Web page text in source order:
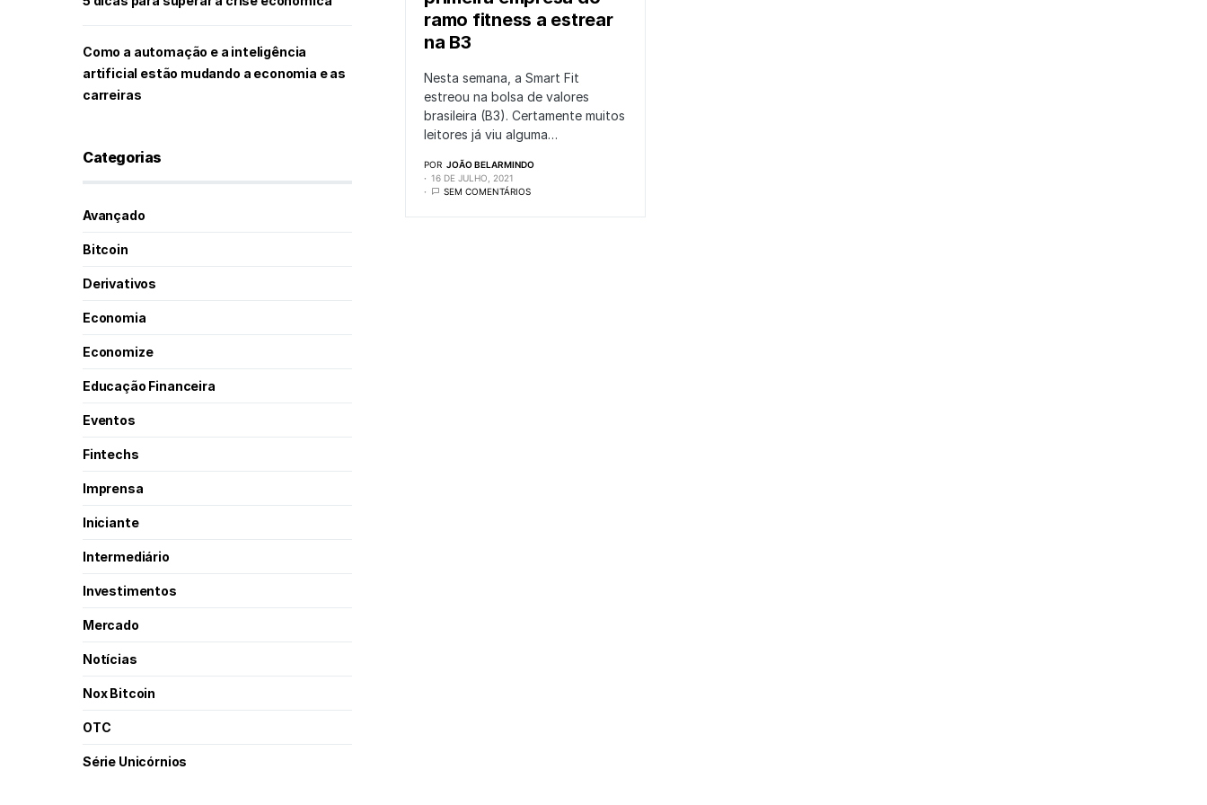
ramo fitness a estrear
na B3
Nesta semana, a Smart Fit
estreou na bolsa de valores
brasileira (B3). Certamente muitos
leitores já viu alguma…
POR JOÃO BELARMINDO
16 DE JULHO, 2021
SEM COMENTÁRIOS
Como a automação e a inteligência
artificial estão mudando a economia e as
carreiras
Categorias
Avançado
Bitcoin
Derivativos
Economia
Economize
Educação Financeira
Eventos
Fintechs
Imprensa
Iniciante
Intermediário
Investimentos
Mercado
Notícias
Nox Bitcoin
OTC
Série Unicórnios